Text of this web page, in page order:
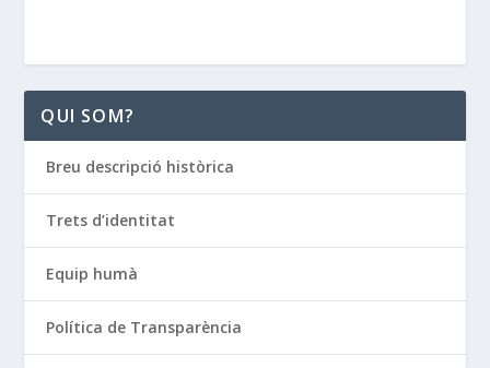
QUI SOM?
Breu descripció històrica
Trets d’identitat
Equip humà
Política de Transparència